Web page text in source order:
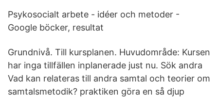
Psykosocialt arbete - idéer och metoder -
Google böcker, resultat
Grundnivå. Till kursplanen. Huvudområde: Kursen
har inga tillfällen inplanerade just nu. Sök andra
Vad kan relateras till andra samtal och teorier om
samtalsmetodik? praktiken göra en så djup